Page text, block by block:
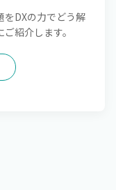
をDXの力でどう解
紹介します。